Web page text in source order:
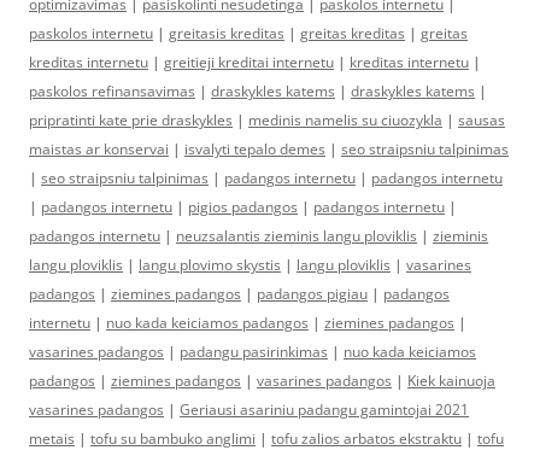
optimizavimas | pasiskolinti nesudėtinga | paskolos internetu |
paskolos internetu | greitasis kreditas | greitas kreditas | greitas
kreditas internetu | greitieji kreditai internetu | kreditas internetu |
paskolos refinansavimas | draskykles katems | draskykles katems |
pripratinti kate prie draskykles | medinis namelis su ciuozykla | sausas
maistas ar konservai | isvalyti tepalo demes | seo straipsniu talpinimas
| seo straipsniu talpinimas | padangos internetu | padangos internetu
| padangos internetu | pigios padangos | padangos internetu |
padangos internetu | neuzsalantis zieminis langu ploviklis | zieminis
langu ploviklis | langu plovimo skystis | langu ploviklis | vasarines
padangos | ziemines padangos | padangos pigiau | padangos
internetu | nuo kada keiciamos padangos | ziemines padangos |
vasarines padangos | padangu pasirinkimas | nuo kada keiciamos
padangos | ziemines padangos | vasarines padangos | Kiek kainuoja
vasarines padangos | Geriausi asariniu padangu gamintojai 2021
metais | tofu su bambuko anglimi | tofu zalios arbatos ekstraktu | tofu